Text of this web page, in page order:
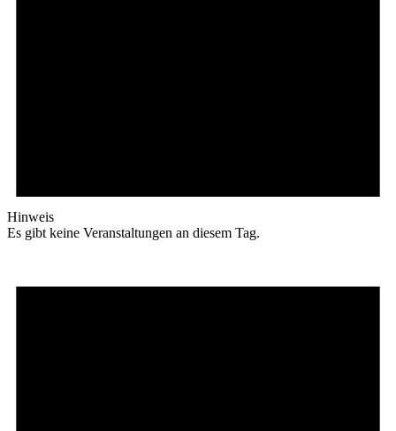
Hinweis
Es gibt keine Veranstaltungen an diesem Tag.